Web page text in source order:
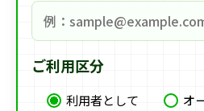
ご利用区分
利用者として
オ